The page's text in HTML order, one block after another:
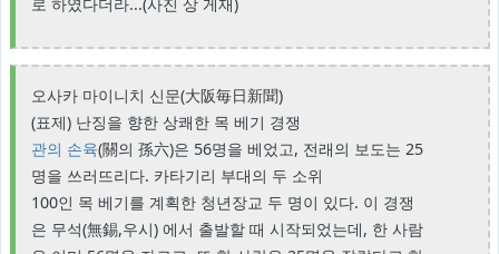
오사카 마이니치 신문(大阪毎日新聞)
(표제) 난징을 향한 상쾌한 목 베기 경쟁
관의 손육(關의 孫六)은 56명을 베었고, 전래의 보도는 25
명을 쓰러뜨리다. 카타기리 부대의 두 소위
100인 목 베기를 계획한 청년장교 두 명이 있다. 이 경쟁
은 무석(無錫,우시) 에서 출발할 때 시작되었는데, 한 사람